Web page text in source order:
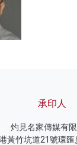
承印人
灼見名家傳媒有
黃竹坑道21號環